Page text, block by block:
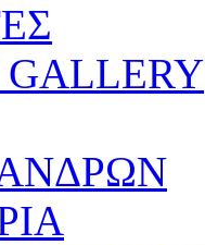
GALLERY